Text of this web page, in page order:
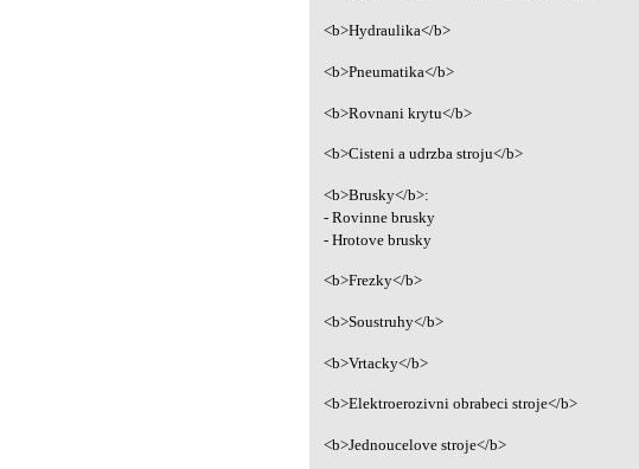
<b>Hydraulika</b>
<b>Pneumatika</b>
<b>Rovnani krytu</b>
<b>Cisteni a udrzba stroju</b>
<b>Brusky</b>:
- Rovinne brusky
- Hrotove brusky
<b>Frezky</b>
<b>Soustruhy</b>
<b>Vrtacky</b>
<b>Elektroerozivni obrabeci stroje</b>
<b>Jednoucelove stroje</b>